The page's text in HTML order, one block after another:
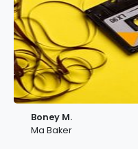
Boney M.
Ma Baker